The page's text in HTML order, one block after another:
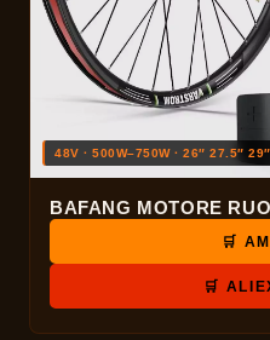
48V · 500W–750W · 26″ 27.5″
BAFANG MOTORE
🛒
🛒